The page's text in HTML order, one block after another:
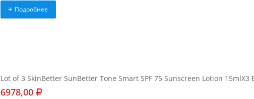
Подробнее
Lot of 3 SkinBetter SunBetter Tone Smart SPF 75 Sunscreen Lotion 15mlX3
6978,00